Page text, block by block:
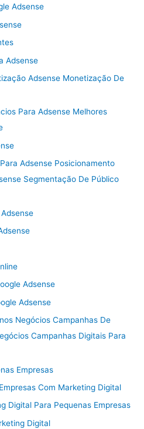
Adsense
Adsense
Adsense Monetização De
Para Adsense Melhores
Adsense Posicionamento
Segmentação De Público
Adsense
Adsense
Negócios Campanhas De
Campanhas Digitais Para
Empresas
Com Marketing Digital
Digital Para Pequenas Empresas
Digital